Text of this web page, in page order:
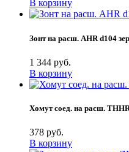
В корзину
Зонт на расш. AHR d104
1 344 руб.
В корзину
Хомут соед. на расш.
378 руб.
В корзину